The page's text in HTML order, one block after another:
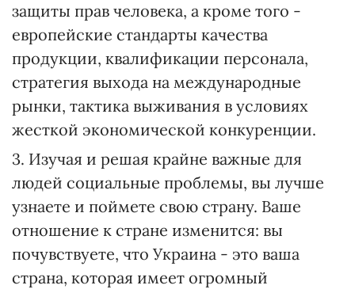
защиты прав человека, а кроме того -
европейские стандарты качества
продукции, квалификации персонала,
стратегия выхода на международные
рынки, тактика выживания в условиях
жесткой экономической конкуренции.
3. Изучая и решая крайне важные для
людей социальные проблемы, вы лучше
узнаете и поймете свою страну. Ваше
отношение к стране изменится: вы
почувствуете, что Украина - это ваша
страна, которая имеет огромный